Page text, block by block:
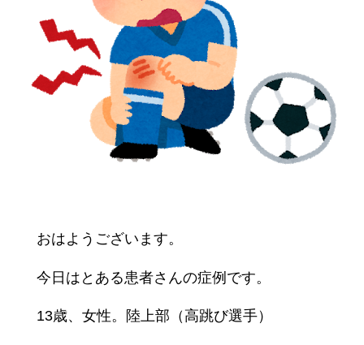
おはようございます。
今日はとある患者さんの症例です。
13歳、女性。陸上部（高跳び選手）